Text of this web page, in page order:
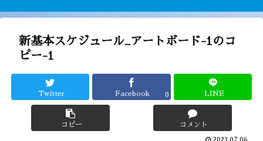
新基本スケジュール_アートボード-1のコ
ピー-1
Twitter Facebook 0 LINE
コピー コメント